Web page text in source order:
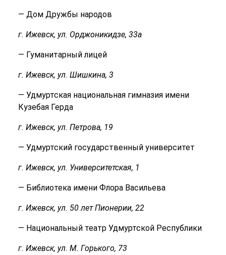
— Дом Дружбы народов
г. Ижевск, ул. Орджоникидзе, 33а
— Гуманитарный лицей
г. Ижевск, ул. Шишкина, 3
— Удмуртская национальная гимназия имени
Кузебая Герда
г. Ижевск, ул. Петрова, 19
— Удмуртский государственный университет
г. Ижевск, ул. Университетская, 1
— Библиотека имени Флора Васильева
г. Ижевск, ул. 50 лет Пионерии, 22
— Национальный театр Удмуртской Республики
г. Ижевск, ул. М. Горького, 73